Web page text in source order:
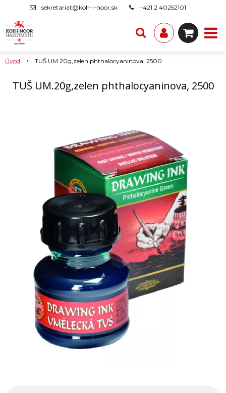
sekretariat@koh-i-noor.sk +421 2 40252101
Úvod TUŠ UM.20g,zelen phthalocyaninova, 2500
TUŠ UM.20g,zelen phthalocyaninova, 2500